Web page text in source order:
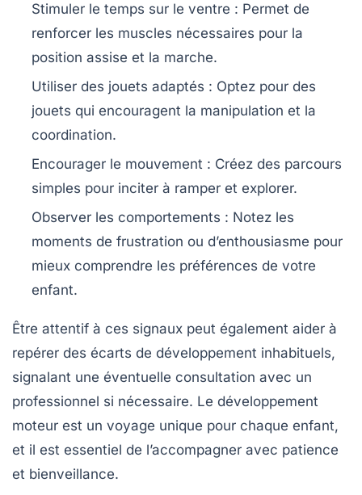
Stimuler le temps sur le ventre : Permet de
renforcer les muscles nécessaires pour la
position assise et la marche.
Utiliser des jouets adaptés : Optez pour des
jouets qui encouragent la manipulation et la
coordination.
Encourager le mouvement : Créez des parcours
simples pour inciter à ramper et explorer.
Observer les comportements : Notez les
moments de frustration ou d’enthousiasme pour
mieux comprendre les préférences de votre
enfant.
Être attentif à ces signaux peut également aider à
repérer des écarts de développement inhabituels,
signalant une éventuelle consultation avec un
professionnel si nécessaire. Le développement
moteur est un voyage unique pour chaque enfant,
et il est essentiel de l’accompagner avec patience
et bienveillance.